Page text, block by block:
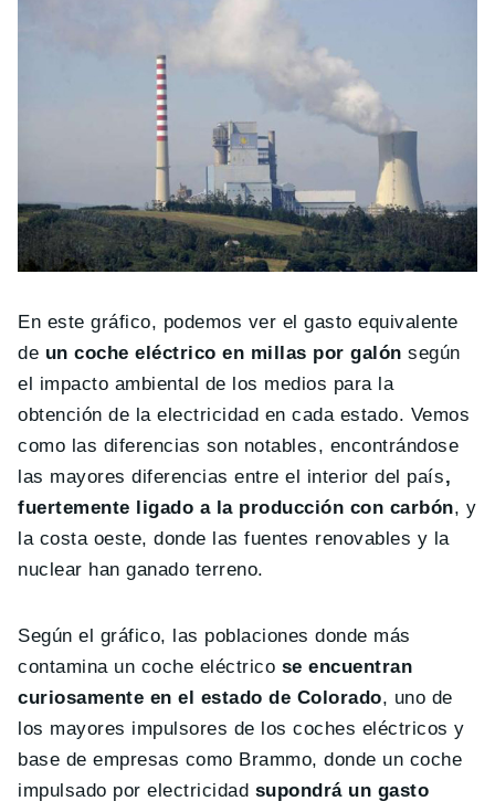
En este gráfico, podemos ver el gasto equivalente
de un coche eléctrico en millas por galónsegún
el impacto ambiental de los medios para la
obtención de la electricidad en cada estado. Vemos
como las diferencias son notables, encontrándose
las mayores diferencias entre el interior del país,
fuertemente ligado a la producción con carbón, y
la costa oeste, donde las fuentes renovables y la
nuclear han ganado terreno.
Según el gráfico, las poblaciones donde más
contamina un coche eléctrico se encuentran
curiosamente en el estado de Colorado, uno de
los mayores impulsores de los coches eléctricos y
base de empresas como Brammo, donde un coche
impulsado por electricidad supondrá un gasto